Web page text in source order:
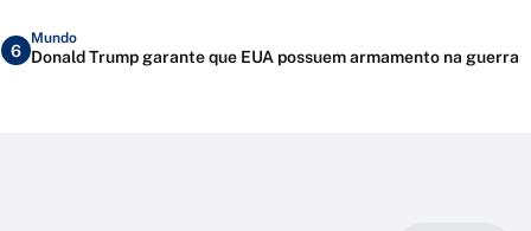
6
Mundo
Donald Trump garante que EUA possuem armamento na guerra